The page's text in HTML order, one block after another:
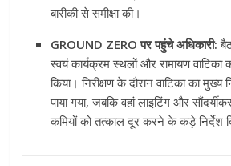
बारीकी से समीक्षा की।
GROUND ZERO पर पहुंचे अधिकारी:
स्वयं कार्यक्रम स्थलों और रामायण वाटिका
किया। निरीक्षण के दौरान वाटिका का मुख्य
पाया गया, जबकि वहां लाइटिंग और
कमियों को तत्काल दूर करने के कड़े निर्देश